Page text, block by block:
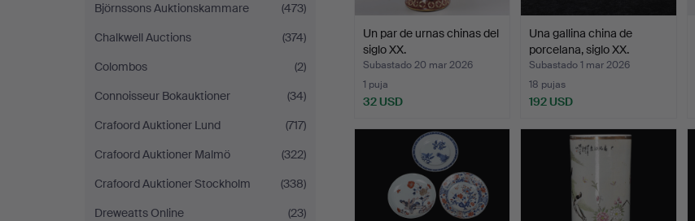
Björnssons Auktionskammare
(473)
Chalkwell Auctions
(374)
Colombos
(2)
Connoisseur Bokauktioner
(34)
Crafoord Auktioner Lund
(717)
Crafoord Auktioner Malmö
(322)
Crafoord Auktioner Stockholm
(338)
Dreweatts Online
(23)
Un par de urnas chinas del
siglo XX.
Subastado 20 mar 2026
1 puja
32 USD
Una gallina china de
porcelana, siglo XX.
Subastado 1 mar 2026
18 pujas
192 USD